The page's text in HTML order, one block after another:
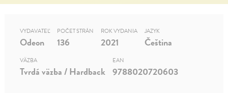
VYDAVATEĽ
Odeon
POČET STRÁN
136
ROK VYDANIA
2021
JAZYK
Čeština
VÄZBA
Tvrdá väzba / Hardback
EAN
9788020720603